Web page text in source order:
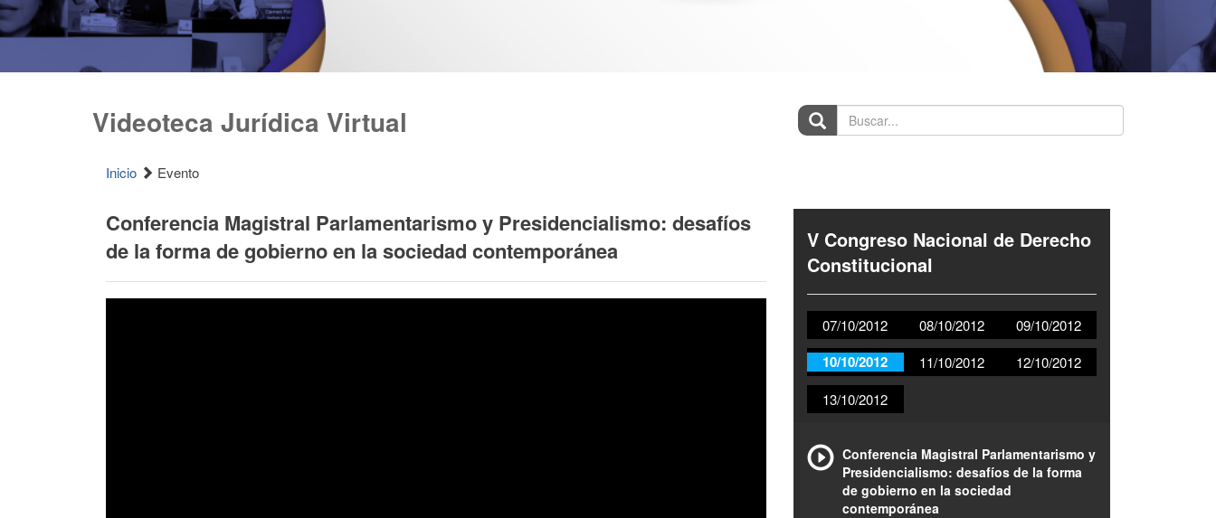
Videoteca Jurídica Virtual Buscar...
Inicio Evento
Conferencia Magistral Parlamentarismo y Presidencialismo: desafíos
de la forma de gobierno en la sociedad contemporánea
V Congreso Nacional de Derecho
Constitucional
07/10/2012 08/10/2012 09/10/2012
10/10/2012 11/10/2012
12/10/2012
13/10/2012
Conferencia Magistral Parlamentarismo y
Presidencialismo: desafíos de la forma
de gobierno en la sociedad
contemporánea